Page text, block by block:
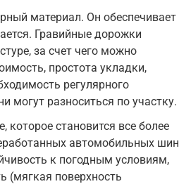
материал. Он обеспечивает
Гравийные дорожки
за счет чего можно
простота укладки,
регулярного
могут разноситься по участку.
становится все более
автомобильных шин
к погодным условиям,
(мягкая поверхность